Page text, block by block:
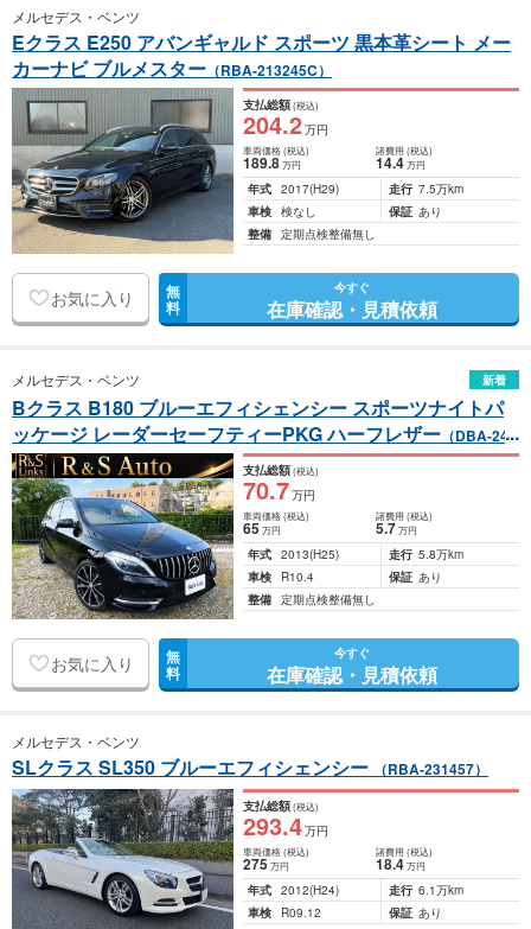
メルセデス・ベンツ
Eクラス E250 アバンギャルド スポーツ 黒本革シート メー
カーナビ ブルメスター （RBA-213245C）
支払総額(税込)
204.2万円
車両価格(税込)
189.8万円
諸費用 (税込)
14.4 万円
年式 2017(H29) 走行 7.5万km
車検 検なし 保証 あり
整備 定期点検整備無し
お気に入り 無
料
今すぐ
在庫確認・見積依頼
メルセデス・ベンツ 新着
Bクラス B180 ブルーエフィシェンシー スポーツナイトパ
ッケージ レーダーセーフティーPKG ハーフレザー （DBA-246
242）
支払総額(税込)
70.7万円
車両価格(税込)
65万円
諸費用 (税込)
5.7 万円
年式 2013(H25) 走行 5.8万km
車検
R10.4 保証 あり
整備 定期点検整備無し
お気に入り 無
料
今すぐ
在庫確認・見積依頼
メルセデス・ベンツ
SLクラス SL350 ブルーエフィシェンシー （RBA-231457）
支払総額(税込)
293.4万円
車両価格(税込)
275万円
諸費用 (税込)
18.4 万円
年式 2012(H24) 走行 6.1万km
車検
R09.12 保証 あり